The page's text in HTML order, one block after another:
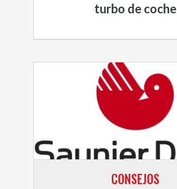
turbo de coche
CONSEJOS